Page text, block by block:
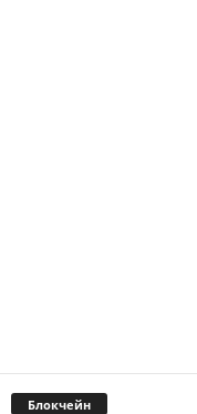
Блокчейн